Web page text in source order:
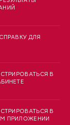
ДЛЯ
В
В
ПРИЛОЖЕНИИ